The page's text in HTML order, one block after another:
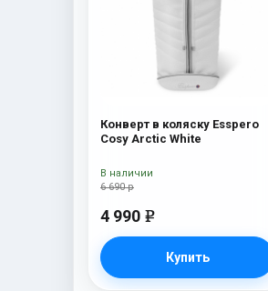
Конверт в коляску Esspero
Cosy Arctic White
6 690 р
4 990 e
Купить
В наличии